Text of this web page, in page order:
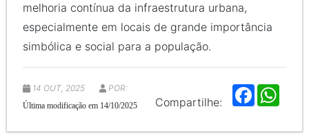
melhoria contínua da infraestrutura urbana,
especialmente em locais de grande importância
simbólica e social para a população.
Compartilhe:
F
a
14 OUT, 2025 POR:
Última modificação em 14/10/2025